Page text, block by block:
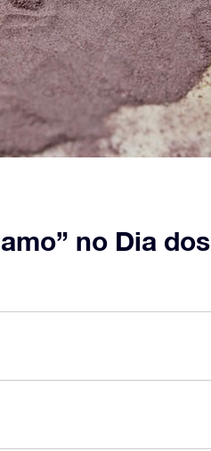
no Dia dos